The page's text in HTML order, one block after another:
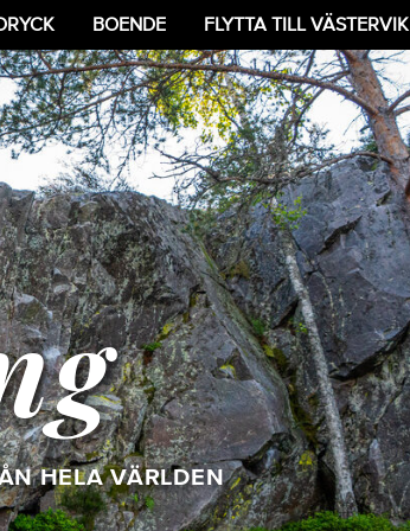
BOENDE FLYTTA TILL VÄSTERVIK
HELA VÄRLDEN